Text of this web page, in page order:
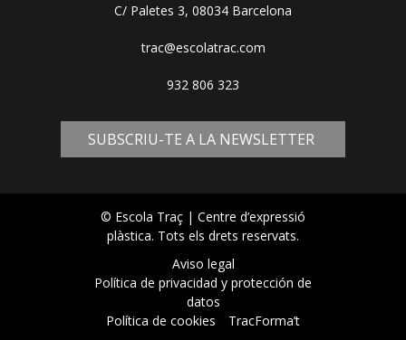
C/ Paletes 3, 08034 Barcelona
trac@escolatrac.com
932 806 323
SUBSCRIU-TE A LA NEWSLETTER
© Escola Traç | Centre d’expressió
plàstica. Tots els drets reservats.
Aviso legal
Política de privacidad y protección de
datos
Política de cookies
TracForma’t